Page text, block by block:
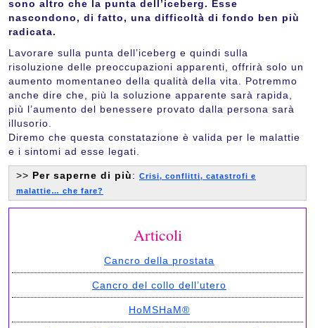
sono altro che la punta dell’iceberg. Esse
nascondono, di fatto, una difficoltà di fondo ben più
radicata.
Lavorare sulla punta dell’iceberg e quindi sulla
risoluzione delle preoccupazioni apparenti, offrirà solo un
aumento momentaneo della qualità della vita. Potremmo
anche dire che, più la soluzione apparente sarà rapida,
più l’aumento del benessere provato dalla persona sarà
illusorio.
Diremo che questa constatazione è valida per le malattie
e i sintomi ad esse legati.
>> Per saperne di più: Crisi, conflitti, catastrofi e
malattie… che fare?
Articoli
Cancro della prostata
Cancro del collo dell’utero
HoMSHaM®